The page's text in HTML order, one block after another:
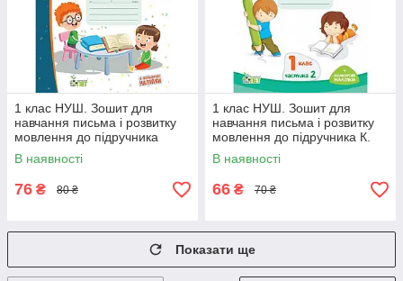
1 клас НУШ. Зошит для
навчання письма і розвитку
мовлення до підручника
Большакова із наліпками,
частина 1 (
В наявності
76 ₴ 80 ₴
1 клас НУШ. Зошит для
навчання письма і розвитку
мовлення до підручника К.
Пономарьовой + наліпки,
частина 2 (
В наявності
66 ₴ 70 ₴
Показати ще